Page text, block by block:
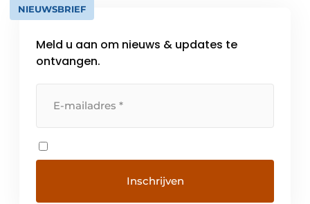
NIEUWSBRIEF
Meld u aan om nieuws & updates te
ontvangen.